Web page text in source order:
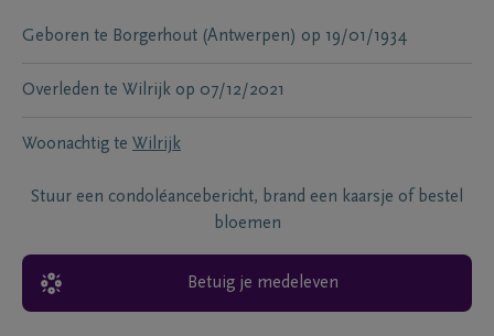
Geboren te Borgerhout (Antwerpen) op 19/01/1934
Overleden te Wilrijk op 07/12/2021
Woonachtig te Wilrijk
Stuur een condoléancebericht, brand een kaarsje of bestel
bloemen
Betuig je medeleven